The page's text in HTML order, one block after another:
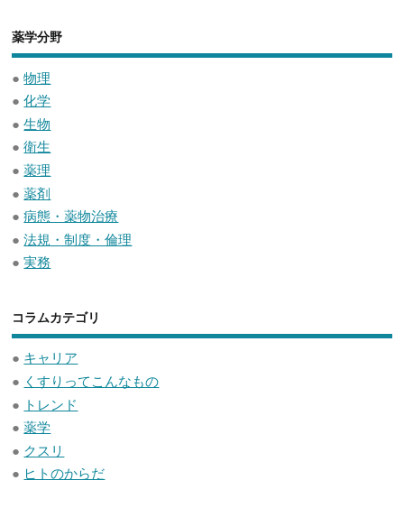
薬学分野
●物理
●化学
●生物
●衛生
●薬理
●薬剤
●病態・薬物治療
●法規・制度・倫理
●実務
コラムカテゴリ
● キャリア
● くすりってこんなもの
● トレンド
●薬学
● クスリ
● ヒトのからだ